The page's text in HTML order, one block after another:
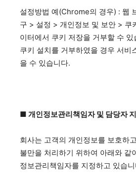
설정방법 예(Chrome의 경우) : 웹
구 > 설정 > 개인정보 및 보안 > 쿠
이터에서 쿠키 저장을 거부할 수
쿠키 설치를 거부하였을 경우 서비
을 수 있습니다.
■ 개인정보관리책임자 및 담당자
회사는 고객의 개인정보를 보호하
불만을 처리하기 위하여 아래와 같
정보관리책임자를 지정하고 있습